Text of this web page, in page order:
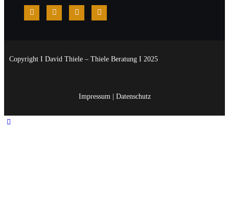
Copyright I David Thiele – Thiele Beratung I 2025
Impressum| Datenschutz